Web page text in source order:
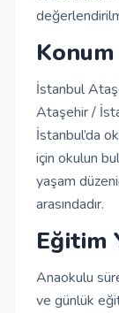
Konum
İstanbul
Ataşehir /
İstanbul’da
için okulun
yaşam
arasındadır.
Eğitim
Anaokulu
ve günlük